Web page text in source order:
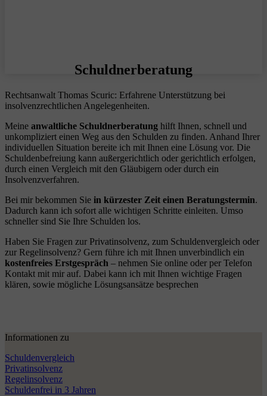
Schuldnerberatung
Rechtsanwalt Thomas Scuric: Erfahrene Unterstützung bei
insolvenzrechtlichen Angelegenheiten.
Meine anwaltliche Schuldnerberatung hilft Ihnen, schnell und
unkompliziert einen Weg aus den Schulden zu finden. Anhand Ihrer
individuellen Situation bereite ich mit Ihnen eine Lösung vor. Die
Schuldenbefreiung kann außergerichtlich oder gerichtlich erfolgen,
durch einen Vergleich mit den Gläubigern oder durch ein
Insolvenzverfahren.
Bei mir bekommen Sie in kürzester Zeit einen Beratungstermin.
Dadurch kann ich sofort alle wichtigen Schritte einleiten. Umso
schneller sind Sie Ihre Schulden los.
Haben Sie Fragen zur Privatinsolvenz, zum Schuldenvergleich oder
zur Regelinsolvenz? Gern führe ich mit Ihnen unverbindlich ein
kostenfreies Erstgespräch – nehmen Sie online oder per Telefon
Kontakt mit mir auf. Dabei kann ich mit Ihnen wichtige Fragen
klären, sowie mögliche Lösungsansätze besprechen
Informationen zu
Schuldenvergleich
Privatinsolvenz
Regelinsolvenz
Schuldenfrei in 3 Jahren